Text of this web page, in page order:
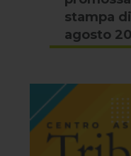
stampa
agosto